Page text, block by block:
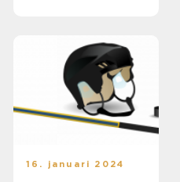
16. januari 2024